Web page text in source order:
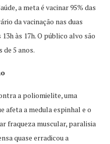
a meta é vacinar 95% das
da vacinação nas duas
às 17h. O público alvo são
de 5 anos.
a poliomielite, uma
afeta a medula espinhal e o
fraqueza muscular, paralisia
quase erradicou a